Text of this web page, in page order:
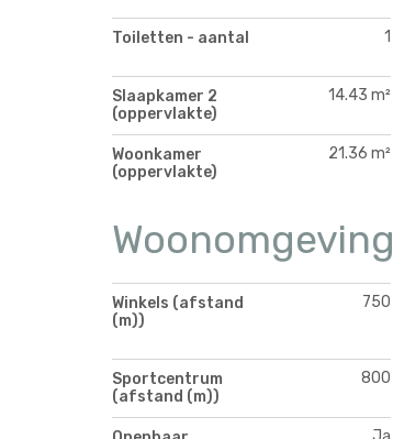
Toiletten - aantal 1
Slaapkamer 2
(oppervlakte)
14.43 m²
Woonkamer
(oppervlakte)
21.36 m²
Woonomgeving
Winkels (afstand
(m))
750
Sportcentrum
(afstand (m))
800